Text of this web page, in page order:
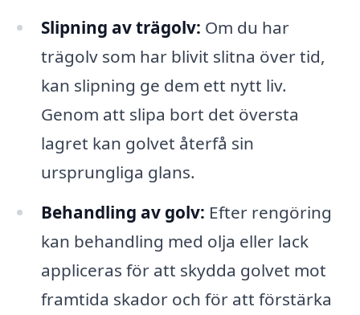
Slipning av trägolv: Om du har
trägolv som har blivit slitna över tid,
kan slipning ge dem ett nytt liv.
Genom att slipa bort det översta
lagret kan golvet återfå sin
ursprungliga glans.
Behandling av golv: Efter rengöring
kan behandling med olja eller lack
appliceras för att skydda golvet mot
framtida skador och för att förstärka